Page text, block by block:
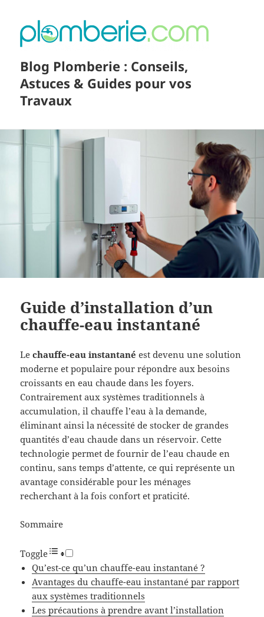
Blog Plomberie : Conseils,
Astuces & Guides pour vos
Travaux
Guide d’installation d’un
chauffe-eau instantané
Lechauffe-eau instantané est devenu une solution
moderne et populaire pour répondre aux besoins
croissants en eau chaude dans les foyers.
Contrairement aux systèmes traditionnels à
accumulation, il chauffe l’eau à la demande,
éliminant ainsi la nécessité de stocker de grandes
quantités d’eau chaude dans un réservoir. Cette
technologie permet de fournir de l’eau chaude en
continu, sans temps d’attente, ce qui représente un
avantage considérable pour les ménages
recherchant à la fois confort et praticité.
Sommaire
Toggle
Qu’est-ce qu’un chauffe-eau instantané ?
Avantages du chauffe-eau instantané par rapport
aux systèmes traditionnels
Les précautions à prendre avant l’installation